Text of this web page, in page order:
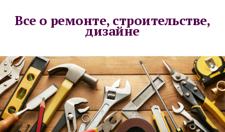
Все о ремонте, строительстве,
дизайне